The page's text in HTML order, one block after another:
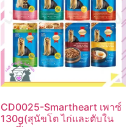
CD0025-Smartheart เพาซ์
130g(สุนัขโต ไก่และตับใน